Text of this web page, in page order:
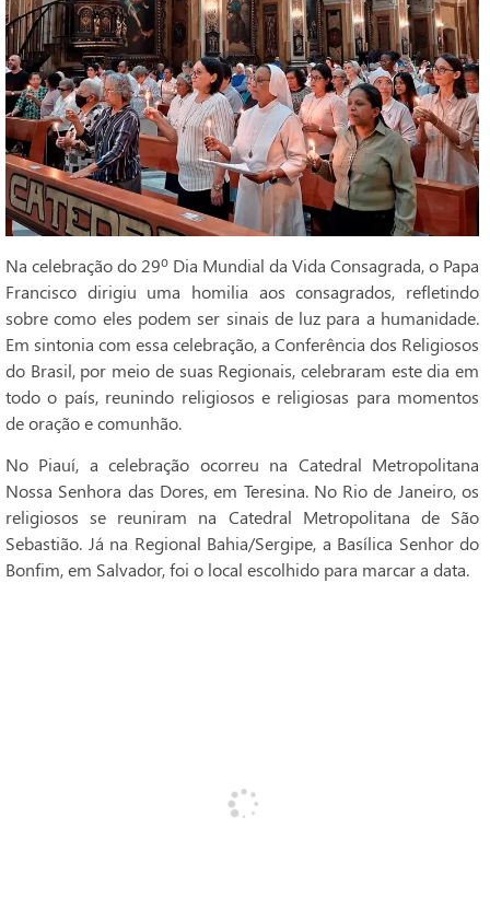
Na celebração do 29º Dia Mundial da Vida Consagrada, o Papa
Francisco dirigiu uma homilia aos consagrados, refletindo
sobre como eles podem ser sinais de luz para a humanidade.
Em sintonia com essa celebração, a Conferência dos Religiosos
do Brasil, por meio de suas Regionais, celebraram este dia em
todo o país, reunindo religiosos e religiosas para momentos
de oração e comunhão.
No Piauí, a celebração ocorreu na Catedral Metropolitana
Nossa Senhora das Dores, em Teresina. No Rio de Janeiro, os
religiosos se reuniram na Catedral Metropolitana de São
Sebastião. Já na Regional Bahia/Sergipe, a Basílica Senhor do
Bonfim, em Salvador, foi o local escolhido para marcar a data.